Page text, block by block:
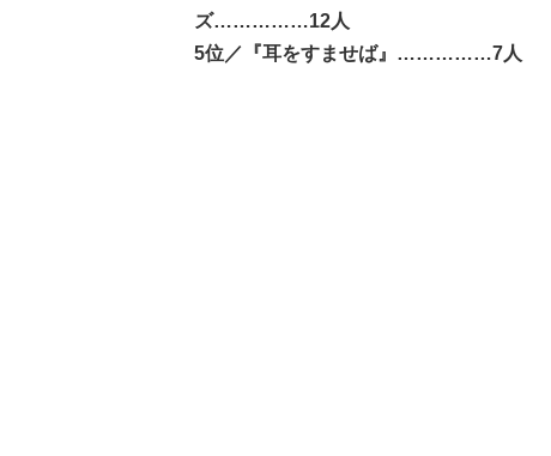
ズ……………12人
5位／『耳をすませば』……………7人